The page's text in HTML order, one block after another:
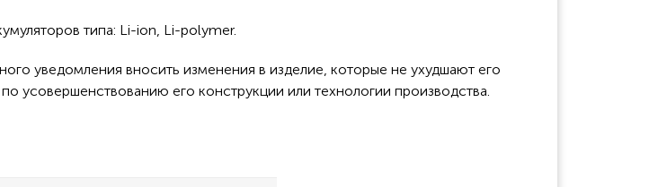
типа: Li-ion, Li-polymer.
уведомления вносить изменения в изделие, которые не ухудшают его
усовершенствованию его конструкции или технологии производства.